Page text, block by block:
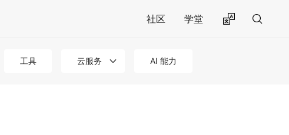
社区 学堂
工具 云服务 AI 能力